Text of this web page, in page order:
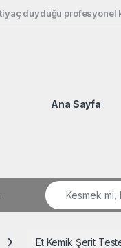
duyduğu profesyonel
Ana Sayfa
Search for:
Et Kemik Şerit